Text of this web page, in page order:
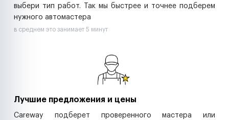
выбери тип работ. Так мы быстрее и точнее подберем
нужного автомастера
в среднем это занимает 5 минут
Лучшие предложения и цены
Careway подберет проверенного мастера или